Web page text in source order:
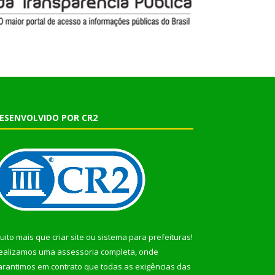
POR CR2
mais que criar site ou sistema para prefeituras!
uma assessoria completa, onde
em contrato que todas as exigências das